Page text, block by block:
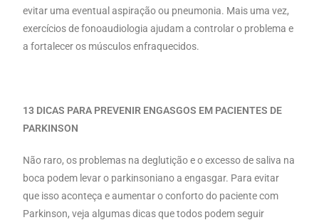
evitar uma eventual aspiração ou pneumonia. Mais uma vez,
exercícios de fonoaudiologia ajudam a controlar o problema e
a fortalecer os músculos enfraquecidos.
13 DICAS PARA PREVENIR ENGASGOS EM PACIENTES DE
PARKINSON
Não raro, os problemas na deglutição e o excesso de saliva na
boca podem levar o parkinsoniano a engasgar. Para evitar
que isso aconteça e aumentar o conforto do paciente com
Parkinson, veja algumas dicas que todos podem seguir